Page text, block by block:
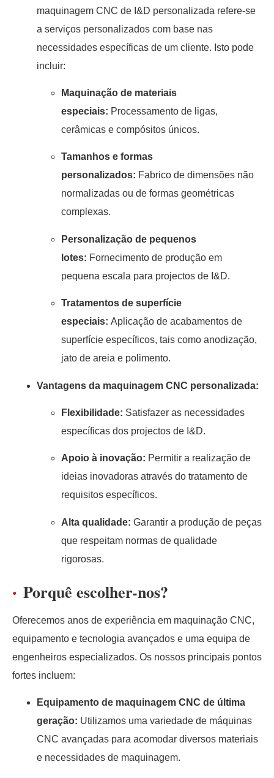
maquinagem CNC de I&D personalizada refere-se
a serviços personalizados com base nas
necessidades específicas de um cliente. Isto pode
incluir:
Maquinação de materiais
especiais: Processamento de ligas,
cerâmicas e compósitos únicos.
Tamanhos e formas
personalizados: Fabrico de dimensões não
normalizadas ou de formas geométricas
complexas.
Personalização de pequenos
lotes: Fornecimento de produção em
pequena escala para projectos de I&D.
Tratamentos de superfície
especiais: Aplicação de acabamentos de
superfície específicos, tais como anodização,
jato de areia e polimento.
Vantagens da maquinagem CNC personalizada:
Flexibilidade: Satisfazer as necessidades
específicas dos projectos de I&D.
Apoio à inovação: Permitir a realização de
ideias inovadoras através do tratamento de
requisitos específicos.
Alta qualidade: Garantir a produção de peças
que respeitam normas de qualidade
rigorosas.
Porquê escolher-nos?
Oferecemos anos de experiência em maquinação CNC,
equipamento e tecnologia avançados e uma equipa de
engenheiros especializados. Os nossos principais pontos
fortes incluem:
Equipamento de maquinagem CNC de última
geração: Utilizamos uma variedade de máquinas
CNC avançadas para acomodar diversos materiais
e necessidades de maquinagem.